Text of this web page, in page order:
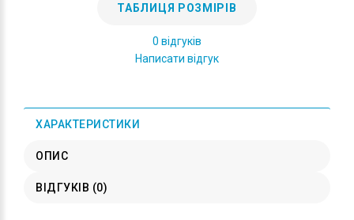
ТАБЛИЦЯ РОЗМІРІВ
0 відгуків
Написати відгук
ХАРАКТЕРИСТИКИ
ОПИС
ВІДГУКІВ (0)